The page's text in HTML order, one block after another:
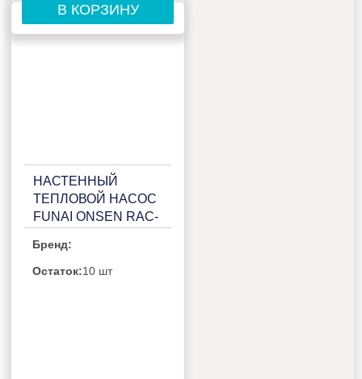
В КОРЗИНУ
НАСТЕННЫЙ
ТЕПЛОВОЙ НАСОС
FUNAI ONSEN RAC-
Бренд:
Остаток:10 шт